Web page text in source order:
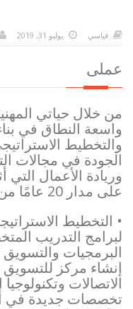
قياسي يوليو 31, 2019
عملى
من خلال حياتي
واسعة النطاق في
والتخطيط
وريادة الأعمال
على مدار 20 عامًا من خبرة في:
• التخطيط
لبرامج التدريب
البرمجيات
الاتصالات
تخصصات جديدة في